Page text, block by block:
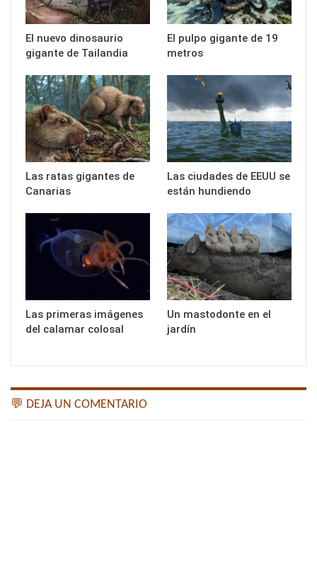
El nuevo dinosaurio
gigante de Tailandia
El pulpo gigante de 19
metros
Las ratas gigantes de
Canarias
Las ciudades de EEUU se
están hundiendo
Las primeras imágenes
del calamar colosal
Un mastodonte en el
jardín
💬 DEJA UN COMENTARIO